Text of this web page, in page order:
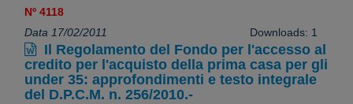
Nº 4118
Data 17/02/2011
Downloads: 1
Il Regolamento del Fondo per l'accesso al
credito per l'acquisto della prima casa per gli
under 35: approfondimenti e testo integrale
del D.P.C.M. n. 256/2010.-